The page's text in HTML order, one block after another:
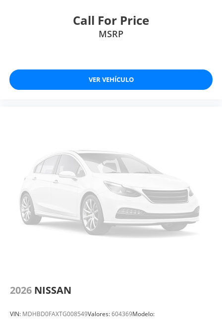
Call For Price
MSRP
VER VEHÍCULO
2026 NISSAN
VIN: MDHBD0FAXTG008549Valores:604369Modelo: